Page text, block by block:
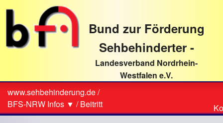
direkt
Textinhalt
Bund zur Förderung
Sehbehinderter -
Landesverband Nordrhein-
Westfalen e.V.
Sie
sind
www.sehbehinderung.de/
BFS-NRW Infos ▼ /Beitritt